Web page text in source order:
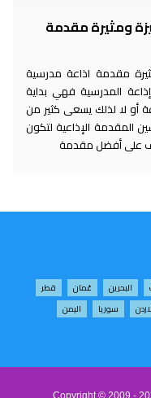
ومثيرة مقدمة
مقدمة اذاعة مدرسية
المدرسية فهي بداية
أو لا لذلك يسعى كثير من
المقدمة الإذاعية لتكون
على أفضل مقدمة
البحرين عُمان
قطر
سوريا
اليمن
Copyright © 2009 -